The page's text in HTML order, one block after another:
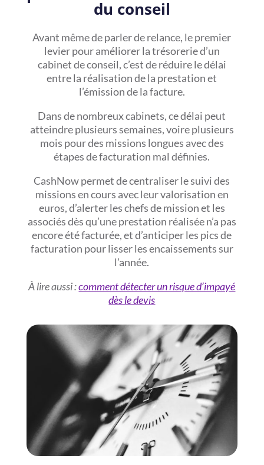
du conseil
Avant même de parler de relance, le premier
levier pour améliorer la trésorerie d’un
cabinet de conseil, c’est de réduire le délai
entre la réalisation de la prestation et
l’émission de la facture.
Dans de nombreux cabinets, ce délai peut
atteindre plusieurs semaines, voire plusieurs
mois pour des missions longues avec des
étapes de facturation mal définies.
CashNow permet de centraliser le suivi des
missions en cours avec leur valorisation en
euros, d’alerter les chefs de mission et les
associés dès qu’une prestation réalisée n’a pas
encore été facturée, et d’anticiper les pics de
facturation pour lisser les encaissements sur
l’année.
À lire aussi :comment détecter un risque d’impayé
dès le devis